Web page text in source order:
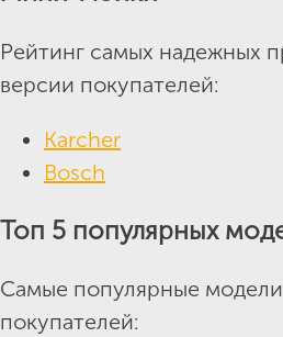
Рейтинг самых надежных
версии покупателей:
Karcher
Bosch
Топ 5 популярных
Самые популярные
покупателей: